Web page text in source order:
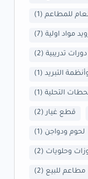
للمطاعم (1)
مواد اولية (7)
دورات تدريبية (2)
التبريد (1)
التحلية (1)
قطع غيار (2)
لحوم ودواجن (1)
وحلويات (2)
مطاعم للبيع (2)